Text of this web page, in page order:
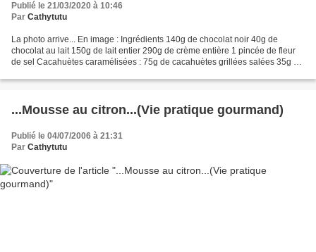
Publié le 21/03/2020 à 10:46
Par Cathytutu
La photo arrive... En image : Ingrédients 140g de chocolat noir 40g de
chocolat au lait 150g de lait entier 290g de crème entière 1 pincée de fleur
de sel Cacahuètes caramélisées : 75g de cacahuètes grillées salées 35g de
...Mousse au citron...(Vie pratique gourmand)
Publié le 04/07/2006 à 21:31
Par Cathytutu